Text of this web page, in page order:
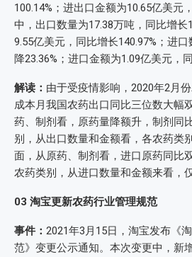
100.14%；进出口金额为10.65亿美元
中，出口数量为17.38万吨，同比增长
9.55亿美元，同比增长140.97%；进
降23.36%；进口金额为1.09亿美元，同
解读： 由于受疫情影响，2020年2月
成本月我国农药出口同比三位数大幅
药、制剂看，原药量降额升，制剂同
别，从出口数量和金额看，各农药类
面，从原药、制剂看，进口原药同比
农药类别，从进口数量和金额来看，
03 淘宝更新农药行业管理规范
事件： 2021年3月15日，淘宝发布《
范》变更公示通知。本次变更中，新